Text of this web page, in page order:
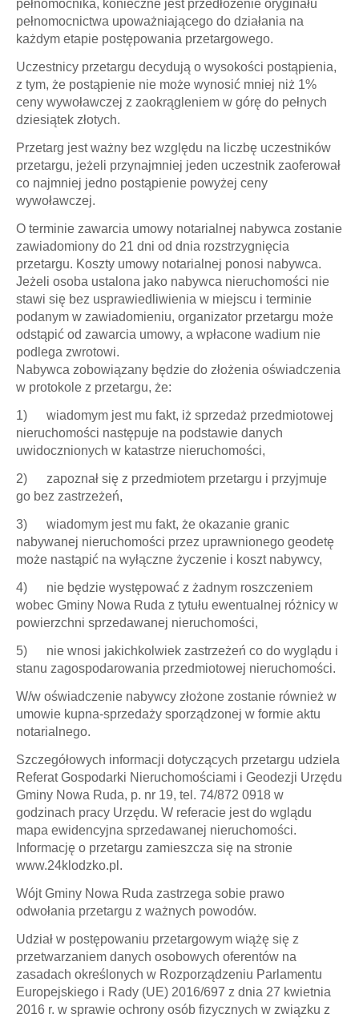
pełnomocnika, konieczne jest przedłożenie oryginału
pełnomocnictwa upoważniającego do działania na
każdym etapie postępowania przetargowego.
Uczestnicy przetargu decydują o wysokości postąpienia,
z tym, że postąpienie nie może wynosić mniej niż 1%
ceny wywoławczej z zaokrągleniem w górę do pełnych
dziesiątek złotych.
Przetarg jest ważny bez względu na liczbę uczestników
przetargu, jeżeli przynajmniej jeden uczestnik zaoferował
co najmniej jedno postąpienie powyżej ceny
wywoławczej.
O terminie zawarcia umowy notarialnej nabywca zostanie
zawiadomiony do 21 dni od dnia rozstrzygnięcia
przetargu. Koszty umowy notarialnej ponosi nabywca.
Jeżeli osoba ustalona jako nabywca nieruchomości nie
stawi się bez usprawiedliwienia w miejscu i terminie
podanym w zawiadomieniu, organizator przetargu może
odstąpić od zawarcia umowy, a wpłacone wadium nie
podlega zwrotowi.
Nabywca zobowiązany będzie do złożenia oświadczenia
w protokole z przetargu, że:
1) wiadomym jest mu fakt, iż sprzedaż przedmiotowej
nieruchomości następuje na podstawie danych
uwidocznionych w katastrze nieruchomości,
2) zapoznał się z przedmiotem przetargu i przyjmuje
go bez zastrzeżeń,
3) wiadomym jest mu fakt, że okazanie granic
nabywanej nieruchomości przez uprawnionego geodetę
może nastąpić na wyłączne życzenie i koszt nabywcy,
4) nie będzie występować z żadnym roszczeniem
wobec Gminy Nowa Ruda z tytułu ewentualnej różnicy w
powierzchni sprzedawanej nieruchomości,
5) nie wnosi jakichkolwiek zastrzeżeń co do wyglądu i
stanu zagospodarowania przedmiotowej nieruchomości.
W/w oświadczenie nabywcy złożone zostanie również w
umowie kupna-sprzedaży sporządzonej w formie aktu
notarialnego.
Szczegółowych informacji dotyczących przetargu udziela
Referat Gospodarki Nieruchomościami i Geodezji Urzędu
Gminy Nowa Ruda, p. nr 19, tel. 74/872 0918 w
godzinach pracy Urzędu. W referacie jest do wglądu
mapa ewidencyjna sprzedawanej nieruchomości.
Informację o przetargu zamieszcza się na stronie
www.24klodzko.pl.
Wójt Gminy Nowa Ruda zastrzega sobie prawo
odwołania przetargu z ważnych powodów.
Udział w postępowaniu przetargowym wiążę się z
przetwarzaniem danych osobowych oferentów na
zasadach określonych w Rozporządzeniu Parlamentu
Europejskiego i Rady (UE) 2016/697 z dnia 27 kwietnia
2016 r. w sprawie ochrony osób fizycznych w związku z